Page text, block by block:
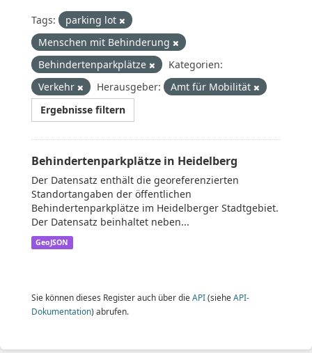
Tags:
parking lot
Menschen mit Behinderung
Behindertenparkplätze
Kategorien:
Verkehr
Herausgeber:
Amt für Mobilität
Ergebnisse filtern
Behindertenparkplätze in Heidelberg
Der Datensatz enthält die georeferenzierten
Standortangaben der öffentlichen
Behindertenparkplätze im Heidelberger Stadtgebiet.
Der Datensatz beinhaltet neben...
GeoJSON
Sie können dieses Register auch über die API(siehe API-
Dokumentation) abrufen.